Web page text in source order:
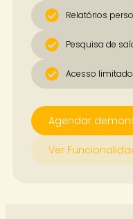
Relatórios
Pesquisa de
Acesso
Agendar
Ver